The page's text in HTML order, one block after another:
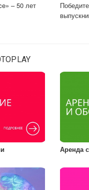
– 50 лет
Аренда